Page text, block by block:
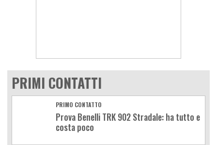
PRIMI CONTATTI
PRIMO CONTATTO
Prova Benelli TRK 902 Stradale: ha tutto e
costa poco